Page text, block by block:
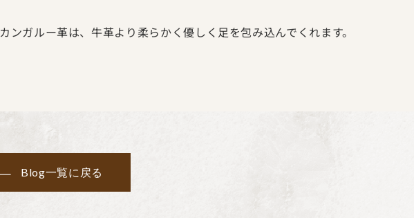
カンガルー革は、牛革より柔らかく優しく足を包み込んでくれます。
Blog一覧に戻る